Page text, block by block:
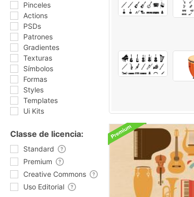
Pinceles
Actions
PSDs
Patrones
Gradientes
Texturas
Símbolos
Formas
Styles
Templates
Ui Kits
Classe de licencia:
Standard
Premium
Creative Commons
Uso Editorial